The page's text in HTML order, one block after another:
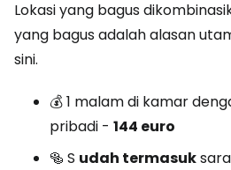
Lokasi yang bagus
yang bagus adalah alasan
sini.
💰 1 malam di kamar
pribadi - 144 euro
🥯 S udah termasuk